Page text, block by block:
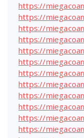
https://
https://
https://
https://
https://
https://
https://
https://
https://
https://
https://
https://